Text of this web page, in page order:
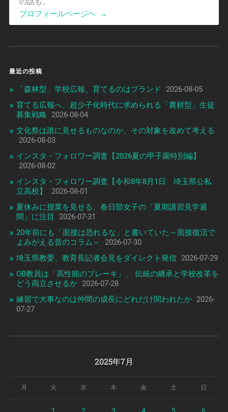
プロフィールページヘ
→
最近の投稿
「森林型」学校広報、育てるのはブランド
2026-08-05
育てる広報へ、超少子化時代に求められる「農耕型」生徒
募集戦略
2026-08-04
文化祭は誰に見せるものなのか、その対象を改めて考える
2026-08-03
インスタ・フォロワー調査【2026夏の甲子園特別編】
2026-08-02
インスタ・フォロワー調査【令和8年8月1日 埼玉県公私
立高校】
2026-08-01
夏休みに授業を見せる、春日部女子の「夏期講習見学週
間」に注目
2026-07-31
20年前にも「面接は恐れるな」と書いていた～面接復活で
よみがえる昔のコラム～
2026-07-30
埼玉県教委、教育長記者会見をダイレクト発信 2026-07-29
OB教員は「高性能のブレーキ」、 伝統の継承と学校改革を
どう両立させるか 2026-07-28
練習で大事なのは仲間の成長にどれだけ関われたか 2026-
07-27
2025年7月
月 火 水 木 金 土 日